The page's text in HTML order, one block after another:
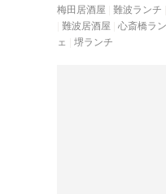
梅田居酒屋 難波ランチ
難波居酒屋 心斎橋ラ
ェ
堺ランチ